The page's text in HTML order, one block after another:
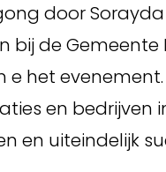
door
bij de Gemeente
het
en bedrijven
en uiteindelijk